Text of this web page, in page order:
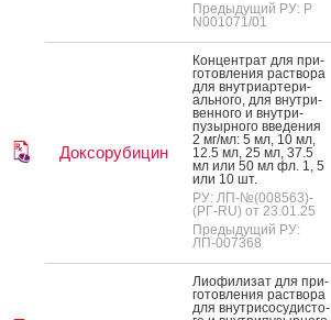
Предыдущий РУ: Р
N001071/01
Доксорубицин
Кон­цен­трат для при­
готов­ле­ния рас­тво­ра
для внут­ри­ар­те­ри­
аль­но­го, для внут­ри­
вен­но­го и внут­ри­
пузыр­но­го вве­дения
2 мг/мл: 5 мл, 10 мл,
12.5 мл, 25 мл, 37.5
мл или 50 мл фл. 1, 5
или 10 шт.
РУ: ЛП-№(008563)-
(РГ-RU) от 23.01.25
Предыдущий РУ:
ЛП-007368
Ли­офи­лизат для при­
готов­ле­ния рас­тво­ра
для внут­ри­сосу­дис­то­